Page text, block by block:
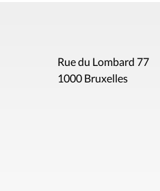
Rue du Lombard 77
1000 Bruxelles